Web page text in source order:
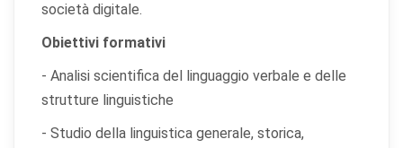
società digitale.
Obiettivi formativi
- Analisi scientifica del linguaggio verbale e delle
strutture linguistiche
- Studio della linguistica generale, storica,